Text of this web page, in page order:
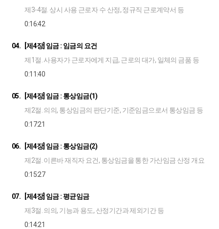
제3-4절. 상시 사용 근로자 수 산정, 정규직 근로계약서 등
0:16:42
04.
[제4장] 임금 : 임금의 요건
제1절. 사용자가 근로자에게 지급, 근로의 대가, 일체의 금품 등
0:11:40
05.
[제4장] 임금 : 통상임금(1)
제2절. 의의, 통상임금의 판단기준, 기준임금으로서 통상임금 등
0:17:21
06.
[제4장] 임금 : 통상임금(2)
제2절. 이른바 재직자 요건, 통상임금을 통한 가산임금 산정 개요
0:15:27
07.
[제4장] 임금 : 평균임금
제3절. 의의, 기능과 용도, 산정기간과 제외기간 등
0:14:21